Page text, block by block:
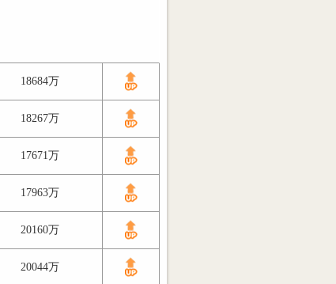
18684万
18267万
17671万
17963万
20160万
20044万